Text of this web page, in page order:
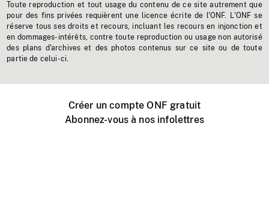
Toute reproduction et tout usage du contenu de ce site autrement que
pour des fins privées requièrent une licence écrite de l'ONF. L'ONF se
réserve tous ses droits et recours, incluant les recours en injonction et
en dommages-intérêts, contre toute reproduction ou usage non autorisé
des plans d'archives et des photos contenus sur ce site ou de toute
partie de celui-ci.
Créer un compte ONF gratuit
Abonnez-vous à nos infolettres